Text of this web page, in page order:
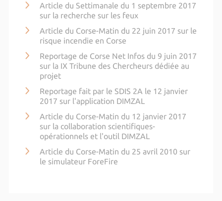
Article du Settimanale du 1 septembre 2017
sur la recherche sur les feux
Article du Corse-Matin du 22 juin 2017 sur le
risque incendie en Corse
Reportage de Corse Net Infos du 9 juin 2017
sur la IX Tribune des Chercheurs dédiée au
projet
Reportage fait par le SDIS 2A le 12 janvier
2017 sur l'application DIMZAL
Article du Corse-Matin du 12 janvier 2017
sur la collaboration scientifiques-
opérationnels et l'outil DIMZAL
Article du Corse-Matin du 25 avril 2010 sur
le simulateur ForeFire